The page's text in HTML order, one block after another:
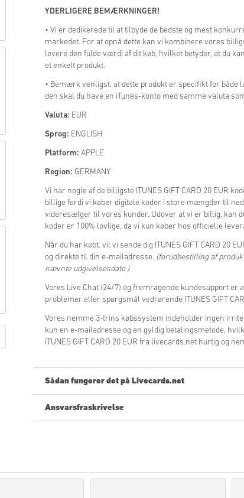
YDERLIGERE BEMÆRKNINGER!
• Vi er dedikerede til at tilbyde de bedste og mest
markedet. For at opnå dette kan vi kombinere vores
levere den fulde værdi af dit køb, hvilket betyder, at du
et enkelt produkt.
• Bemærk venligst, at dette produkt er specifikt for både
den skal du have en iTunes-konto med samme valuta
Valuta: EUR
Sprog: ENGLISH
Platform: APPLE
Region: GERMANY
Vi har nogle af de billigste ITUNES GIFT CARD 20 EUR
billige fordi vi køber digitale koder i store mængder til
videresælger til vores kunder. Udover at vi er billig, kan
koder er 100% lovlige, da vi kun køber hos officielle
Når du har købt, vil vi sende dig ITUNES GIFT CARD 20
og direkte til din e-mailadresse. (forudbestilling af
nævnte udgivelsesdato.)
Vores Live Chat (24/7) og fremragende kundesupport er
problemer eller spørgsmål vedrørende ITUNES GIFT
Vores nemme 3-trins købssystem indeholder ingen
kun en e-mailadresse og en gyldig betalingsmetode,
ITUNES GIFT CARD 20 EUR fra livecards.net hurtig og
Sådan fungerer det på Livecards.net
Ny på Livecards.net? Det er hurtigt og nemt at købe
Ansvarsfraskrivelse
For mere information, se voresOfte stillede